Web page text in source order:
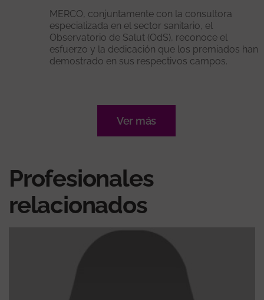
MERCO, conjuntamente con la consultora
especializada en el sector sanitario, el
Observatorio de Salut (OdS), reconoce el
esfuerzo y la dedicación que los premiados han
demostrado en sus respectivos campos.
Ver más
Profesionales
relacionados